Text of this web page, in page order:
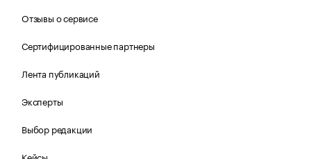
Отзывы о сервисе
Сертифицированные партнеры
Лента публикаций
Эксперты
Выбор редакции